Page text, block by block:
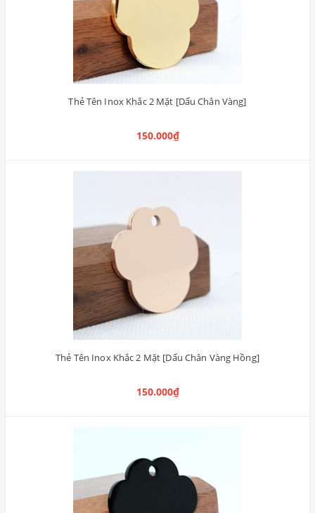
Thẻ Tên Inox Khắc 2 Mặt [Dấu Chân Vàng]
150.000₫
Thẻ Tên Inox Khắc 2 Mặt [Dấu Chân Vàng Hồng]
150.000₫